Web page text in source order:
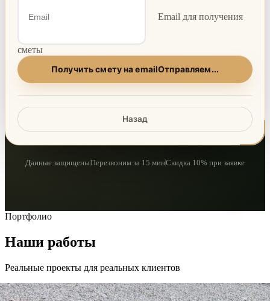
Email для получения
сметы
Получить смету на emailОтправляем...
Назад
Данные защищеныПерезвоним за 15 минСкидка 10% при заявке
Портфолио
Наши работы
Реальные проекты для реальных клиентов